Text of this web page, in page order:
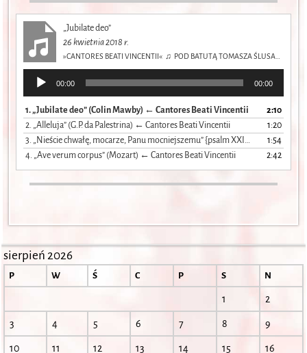
„Jubilate deo”
26 kwietnia 2018 r.
»CANTORES BEATI VINCENTII« ♫ POD BATUTĄ TOMASZA ŚLUSARCZYKA
Odtwarzacz
plików
dźwiękowych
00:00 00:00
1. „Jubilate deo” (Colin Mawby) ← Cantores Beati Vincentii
2:10
2. „Alleluja” (G.P. da Palestrina) ← Cantores Beati Vincentii
1:20
3. „Nieście chwałę, mocarze, Panu mocniejszemu” {psalm XXIX} (Gomółka-Kochanowski) ← CBV
1:54
4. „Ave verum corpus” (Mozart) ← Cantores Beati Vincentii
2:42
sierpień 2026
P W Ś C P S N
1 2
3 4 5 6 7 8 9
10 11 12 13 14 15 16